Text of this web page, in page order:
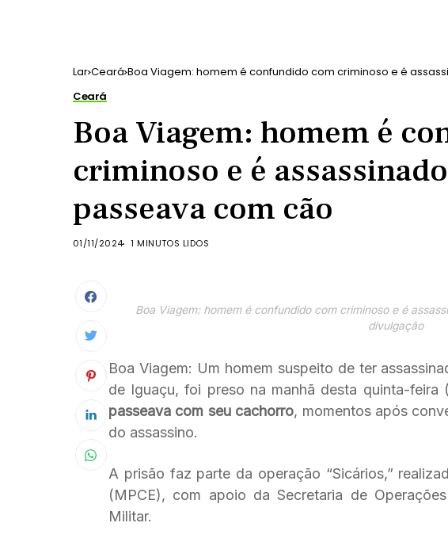
Lar Ceará Boa Viagem: homem é confundido com criminoso e é
Ceará
Boa Viagem: homem é
criminoso e é
passeava com cão
01/11/2024 1 MINUTOS LIDOS
Boa Viagem: homem é confundido com criminoso e é
divulgação
Boa Viagem: Um homem suspeito de ter
de Iguaçu, foi preso na manhã desta quinta-feira
passeava com seu cachorro, momentos após
do assassino.
A prisão faz parte da operação “Sicários,”
(MPCE), com apoio da Secretaria de
Militar.